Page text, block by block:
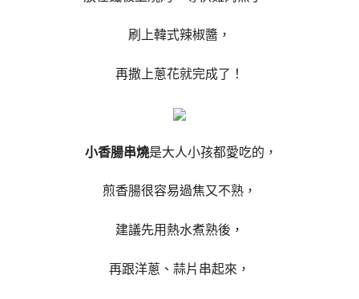
刷上韓式辣椒醬，
再撒上蔥花就完成了！
小香腸串燒是大人小孩都愛吃的，
煎香腸很容易過焦又不熟，
建議先用熱水煮熟後，
再跟洋蔥、蒜片串起來，